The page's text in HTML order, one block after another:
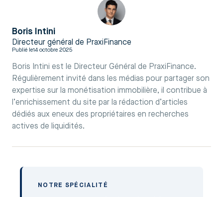
Boris Intini
Directeur général de PraxiFinance
Publié le14 octobre 2025
Boris Intini est le Directeur Général de PraxiFinance.
Régulièrement invité dans les médias pour partager son
expertise sur la monétisation immobilière, il contribue à
l’enrichissement du site par la rédaction d’articles
dédiés aux eneux des propriétaires en recherches
actives de liquidités.
NOTRE SPÉCIALITÉ